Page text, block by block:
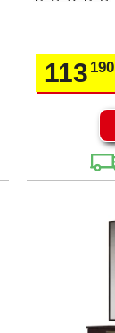
113 190